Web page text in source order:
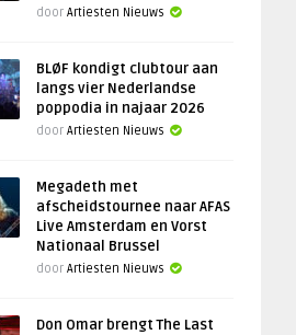
door Artiesten Nieuws
BLØF kondigt clubtour aan
langs vier Nederlandse
poppodia in najaar 2026
door Artiesten Nieuws
Megadeth met
afscheidstournee naar AFAS
Live Amsterdam en Vorst
Nationaal Brussel
door Artiesten Nieuws
Don Omar brengt The Last